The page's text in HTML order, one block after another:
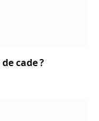
cade ?